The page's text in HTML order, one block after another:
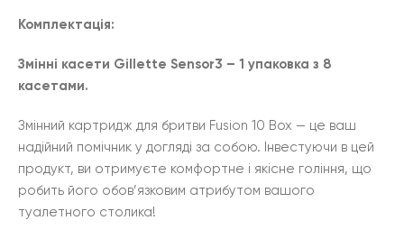
Комплектація:
Змінні касети Gillette Sensor3 – 1 упаковка з 8
касетами.
Змінний картридж для бритви Fusion 10 Box — це ваш
надійний помічник у догляді за собою. Інвестуючи в цей
продукт, ви отримуєте комфортне і якісне гоління, що
робить його обов’язковим атрибутом вашого
туалетного столика!